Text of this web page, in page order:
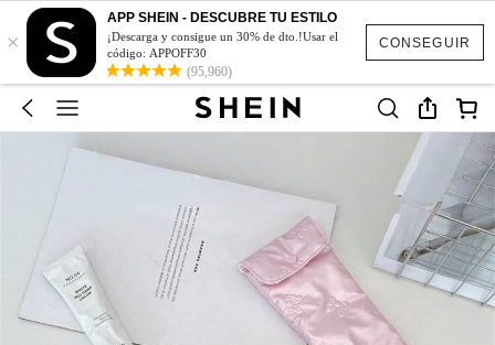
CONSEGUIR
×
APP SHEIN - DESCUBRE TU ESTILO
¡Descarga y consigue un 30% de dto.!Usar el
código: APPOFF30
(95,960)